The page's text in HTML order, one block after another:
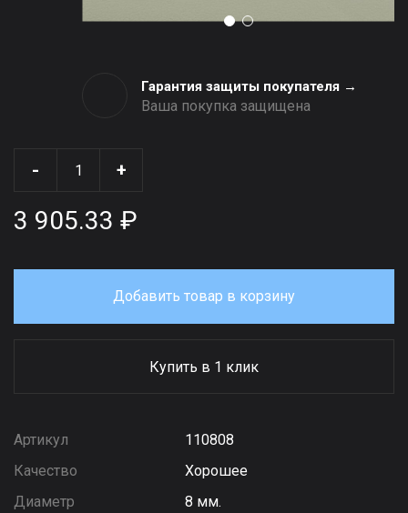
Гарантия защиты покупателя →
Ваша покупка защищена
- +
3 905.33 ₽
Добавить товар в корзину
Купить в 1 клик
Артикул
110808
Качество
Хорошее
Диаметр
8 мм.